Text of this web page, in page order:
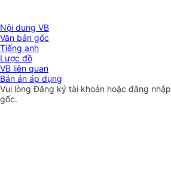
Nội dung VB
Văn bản gốc
Tiếng anh
Lược đồ
VB liên quan
Bản án áp dụng
Vui lòngĐăng ký tài khoản hoặc đăng nhập
gốc.